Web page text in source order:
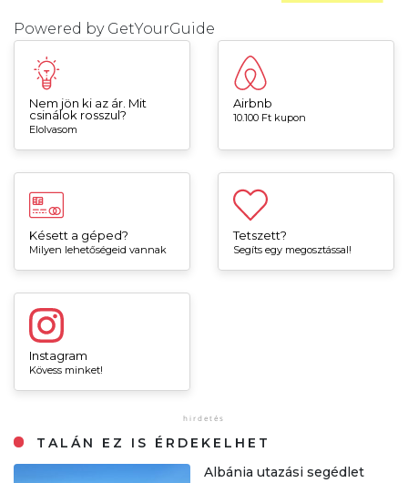
Powered by GetYourGuide
Nem jön ki az ár. Mit
csinálok rosszul?
Elolvasom
Airbnb
10.100 Ft kupon
Késett a géped?
Milyen lehetőségeid vannak
Tetszett?
Segíts egy megosztással!
Instagram
Kövess minket!
TALÁN EZ IS ÉRDEKELHET
Albánia utazási segédlet